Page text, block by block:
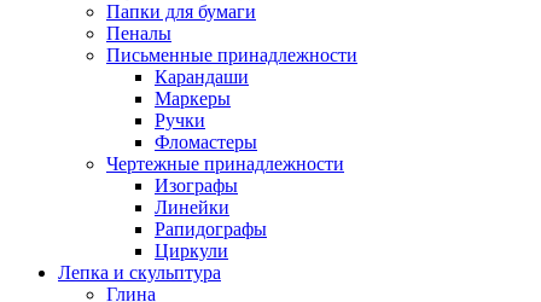
Папки для бумаги
Пеналы
Письменные принадлежности
Карандаши
Маркеры
Ручки
Фломастеры
Чертежные принадлежности
Изографы
Линейки
Рапидографы
Циркули
Лепка и скульптура
Глина